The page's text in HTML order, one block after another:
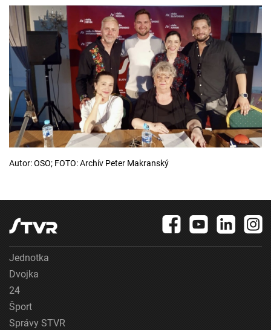
Autor: OSO; FOTO: Archív Peter Makranský
Jednotka
Dvojka
24
Šport
Správy STVR